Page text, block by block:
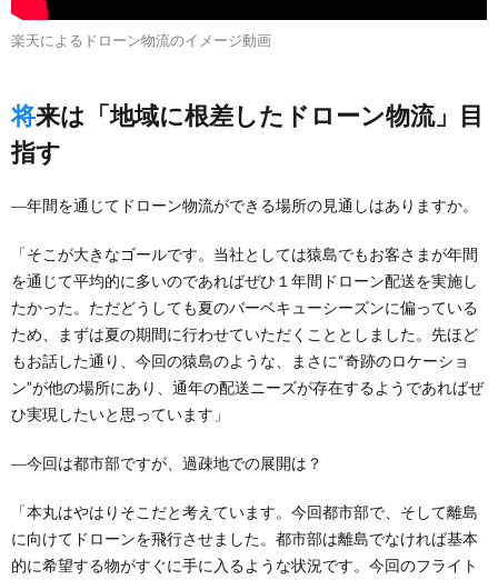
楽天によるドローン物流のイメージ動画
将来は「地域に根差したドローン物流」目
指す
―年間を通じてドローン物流ができる場所の見通しはありますか。
「そこが大きなゴールです。当社としては猿島でもお客さまが年間
を通じて平均的に多いのであればぜひ１年間ドローン配送を実施し
たかった。ただどうしても夏のバーベキューシーズンに偏っている
ため、まずは夏の期間に行わせていただくこととしました。先ほど
もお話した通り、今回の猿島のような、まさに“奇跡のロケーショ
ン”が他の場所にあり、通年の配送ニーズが存在するようであればぜ
ひ実現したいと思っています」
―今回は都市部ですが、過疎地での展開は？
「本丸はやはりそこだと考えています。今回都市部で、そして離島
に向けてドローンを飛行させました。都市部は離島でなければ基本
的に希望する物がすぐに手に入るような状況です。今回のフライト